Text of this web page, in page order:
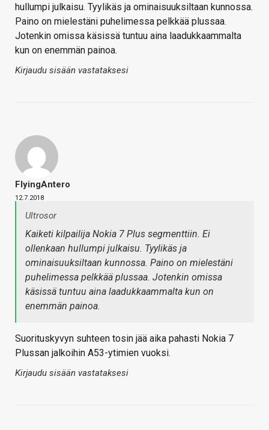
hullumpi julkaisu. Tyylikäs ja ominaisuuksiltaan kunnossa.
Paino on mielestäni puhelimessa pelkkää plussaa.
Jotenkin omissa käsissä tuntuu aina laadukkaammalta
kun on enemmän painoa.
Kirjaudu sisään vastataksesi
FlyingAntero
12.7.2018
Ultrosor
Kaiketi kilpailija Nokia 7 Plus segmenttiin. Ei
ollenkaan hullumpi julkaisu. Tyylikäs ja
ominaisuuksiltaan kunnossa. Paino on mielestäni
puhelimessa pelkkää plussaa. Jotenkin omissa
käsissä tuntuu aina laadukkaammalta kun on
enemmän painoa.
Suorituskyvyn suhteen tosin jää aika pahasti Nokia 7
Plussan jalkoihin A53-ytimien vuoksi.
Kirjaudu sisään vastataksesi